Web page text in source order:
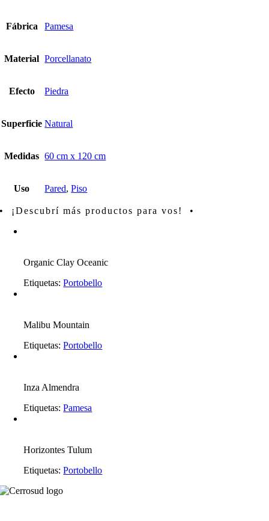
Fábrica Pamesa
Material Porcellanato
Efecto Piedra
Superficie Natural
Medidas 60 cm x 120 cm
Uso Pared,Piso
• ¡Descubrí más productos para vos! •
Organic Clay Oceanic
Etiquetas:Portobello
Malibu Mountain
Etiquetas:Portobello
Inza Almendra
Etiquetas:Pamesa
Horizontes Tulum
Etiquetas:Portobello